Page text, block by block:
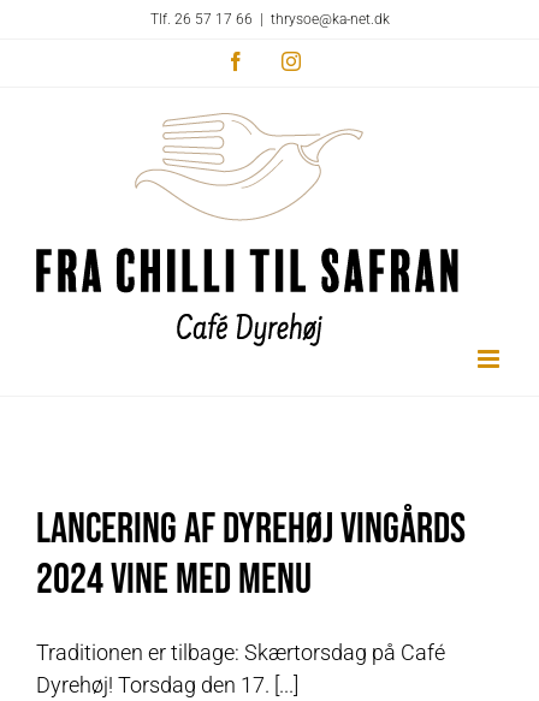
Tlf. 26 57 17 66 thrysoe@ka-net.dk
FacebookInstagram
Lancering af Dyrehøj Vingårds
2024 vine med Menu
Traditionen er tilbage: Skærtorsdag på Café
Dyrehøj! Torsdag den 17. [...]